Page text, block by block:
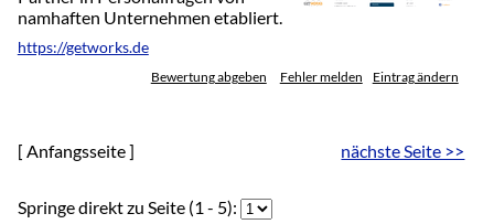
namhaften Unternehmen etabliert.
https://getworks.de
Bewertung abgeben Fehler melden Eintrag ändern
[ Anfangsseite ] nächste Seite >>
Springe direkt zu Seite (1 - 5):